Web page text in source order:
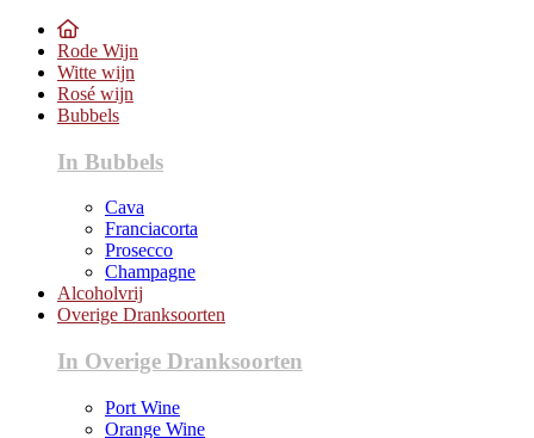
Rode Wijn
Witte wijn
Rosé wijn
Bubbels
In Bubbels
Cava
Franciacorta
Prosecco
Champagne
Alcoholvrij
Overige Dranksoorten
In Overige Dranksoorten
Port Wine
Orange Wine